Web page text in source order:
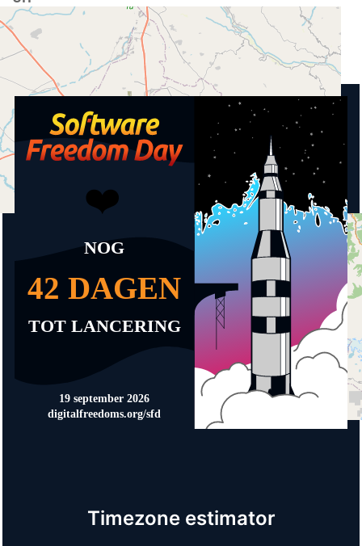
https://www.hacklab.org.bo/visitanos/
Aankomende activiteiten
Timezone estimator